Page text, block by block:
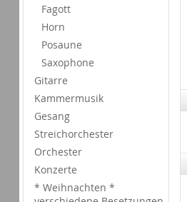
Fagott
Horn
Posaune
Saxophone
Gitarre
Kammermusik
Gesang
Streichorchester
Orchester
Konzerte
* Weihnachten *